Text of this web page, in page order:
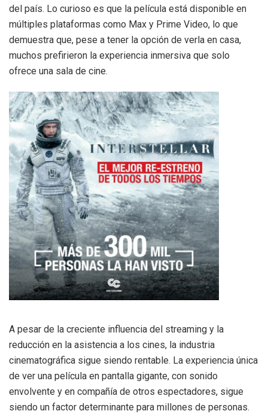
del país. Lo curioso es que la película está disponible en
múltiples plataformas como Max y Prime Video, lo que
demuestra que, pese a tener la opción de verla en casa,
muchos prefirieron la experiencia inmersiva que solo
ofrece una sala de cine.
A pesar de la creciente influencia del streaming y la
reducción en la asistencia a los cines, la industria
cinematográfica sigue siendo rentable. La experiencia única
de ver una película en pantalla gigante, con sonido
envolvente y en compañía de otros espectadores, sigue
siendo un factor determinante para millones de personas.